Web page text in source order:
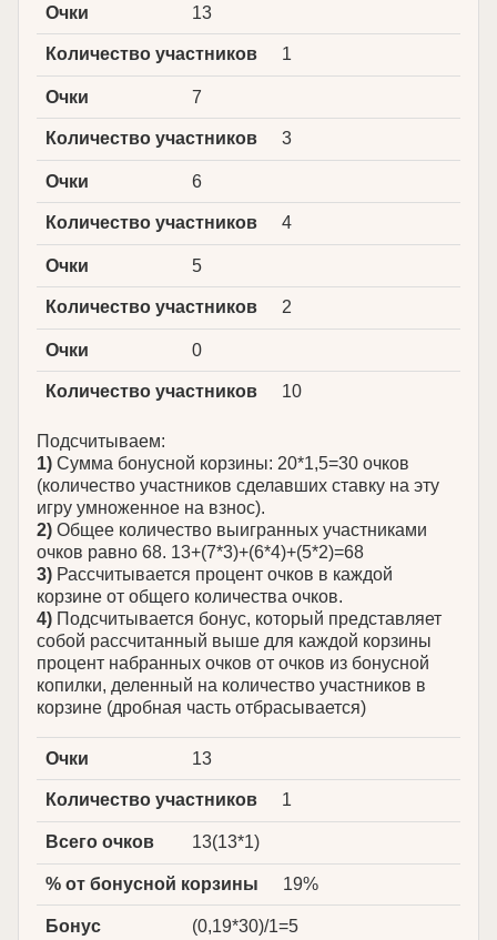
Очки 13
Количество участников 1
Очки 7
Количество участников 3
Очки 6
Количество участников 4
Очки 5
Количество участников 2
Очки 0
Количество участников 10
Подсчитываем:
1) Сумма бонусной корзины: 20*1,5=30 очков
(количество участников сделавших ставку на эту
игру умноженное на взнос).
2) Общее количество выигранных участниками
очков равно 68. 13+(7*3)+(6*4)+(5*2)=68
3) Рассчитывается процент очков в каждой
корзине от общего количества очков.
4) Подсчитывается бонус, который представляет
собой рассчитанный выше для каждой корзины
процент набранных очков от очков из бонусной
копилки, деленный на количество участников в
корзине (дробная часть отбрасывается)
Очки 13
Количество участников 1
Всего очков 13(13*1)
% от бонусной корзины 19%
Бонус (0,19*30)/1=5